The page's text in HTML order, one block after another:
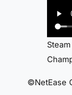
©NetEase